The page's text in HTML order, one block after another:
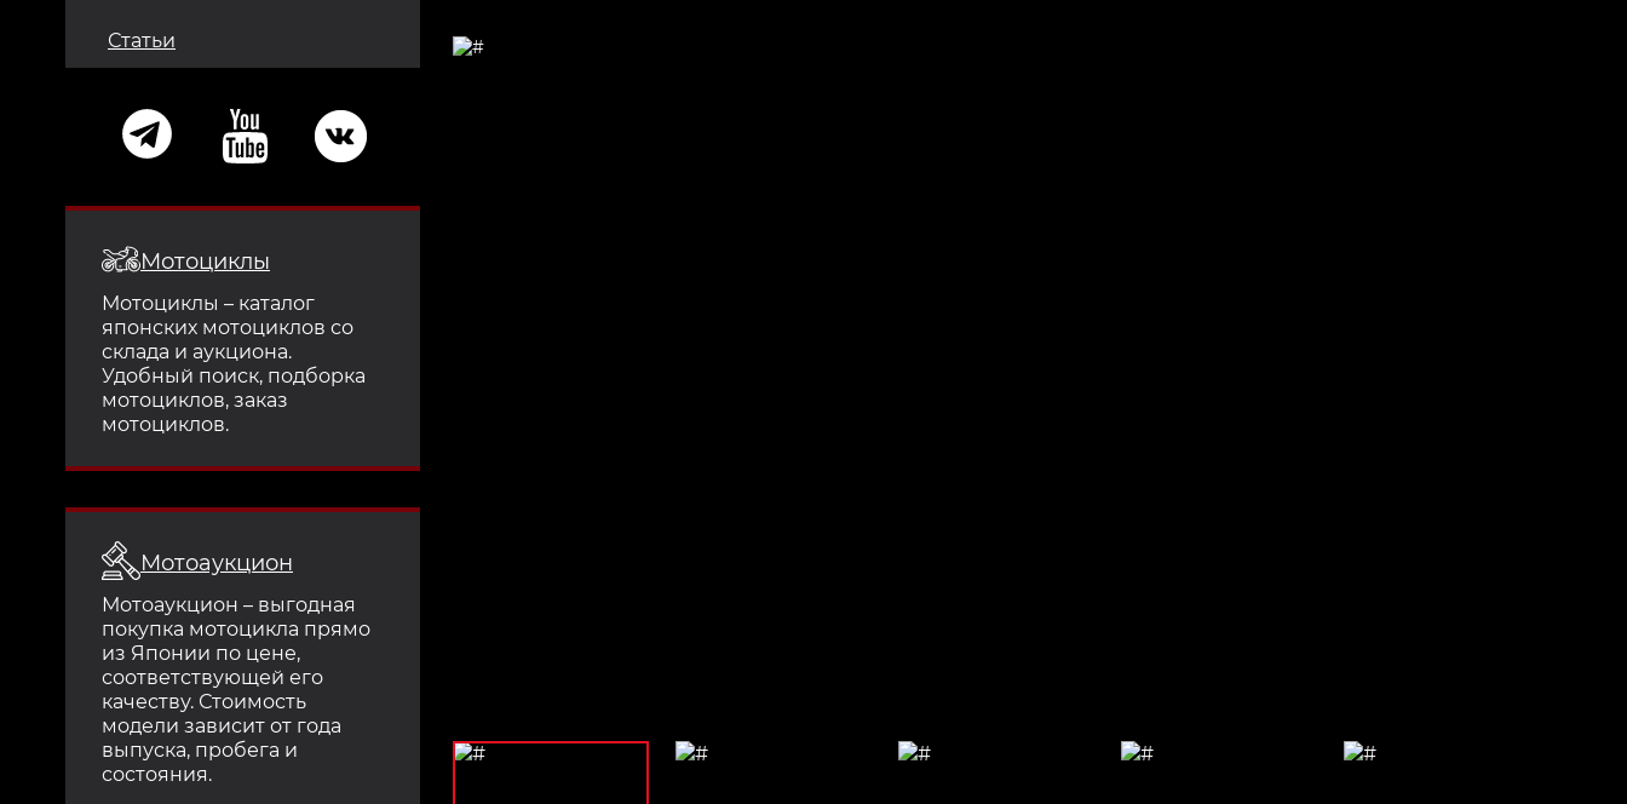
Статьи
Мотоциклы
Мотоциклы – каталог
японских мотоциклов со
склада и аукциона.
Удобный поиск, подборка
мотоциклов, заказ
мотоциклов.
Мотоаукцион
Мотоаукцион – выгодная
покупка мотоцикла прямо
из Японии по цене,
соответствующей его
качеству. Стоимость
модели зависит от года
выпуска, пробега и
состояния.